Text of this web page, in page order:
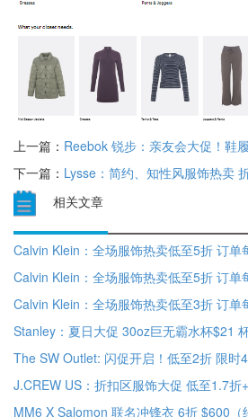
上一篇： Reebok 锐步：亲友会大促！鞋履6折
下一篇： Lysse：简约、知性风服饰热卖
相关文章
The SW Outlet: 闪促开启！低至2折 限时
J.CREW US：折扣区服饰大促 低至1.7折
MM6 X Salomon 联名冲锋衣 6折 $600（